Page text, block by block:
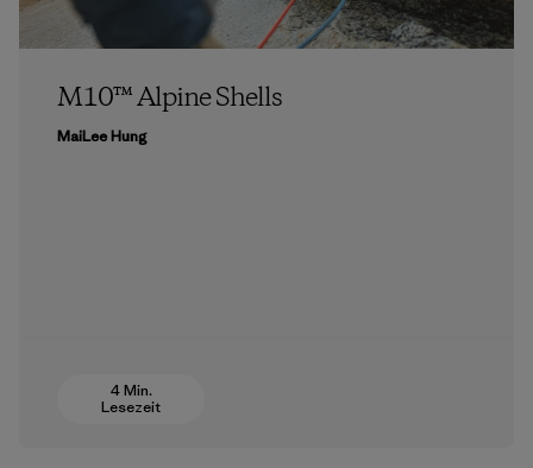
M10™ Alpine Shells
MaiLee Hung
4 Min.
Lesezeit